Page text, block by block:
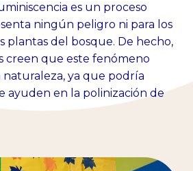
es un proceso
ningún peligro ni para los
plantas del bosque. De hecho,
creen que este fenómeno
ya que podría
ayuden en la polinización de